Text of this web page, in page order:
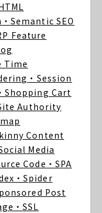
・Semantic SEO
Feature
Time
・Session
Shopping Cart
Authority
Content
Media
Code ・SPA
・Spider
Post
・SSL